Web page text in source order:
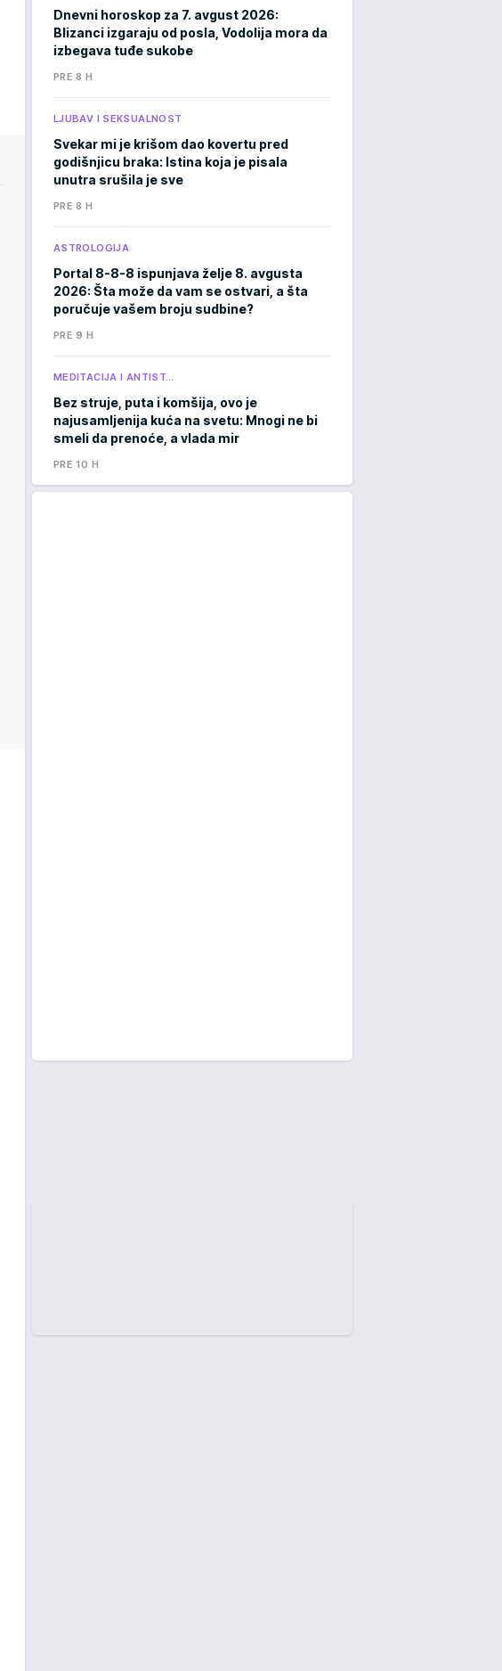
Dnevni horoskop za 7. avgust 2026:
Blizanci izgaraju od posla, Vodolija mora da
izbegava tuđe sukobe
PRE 8 H
LJUBAV I SEKSUALNOST
Svekar mi je krišom dao kovertu pred
godišnjicu braka: Istina koja je pisala
unutra srušila je sve
PRE 8 H
ASTROLOGIJA
Portal 8-8-8 ispunjava želje 8. avgusta
2026: Šta može da vam se ostvari, a šta
poručuje vašem broju sudbine?
PRE 9 H
MEDITACIJA I ANTIST…
Bez struje, puta i komšija, ovo je
najusamljenija kuća na svetu: Mnogi ne bi
smeli da prenoće, a vlada mir
PRE 10 H